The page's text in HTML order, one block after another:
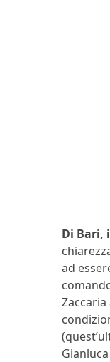
Di Bari,
ad